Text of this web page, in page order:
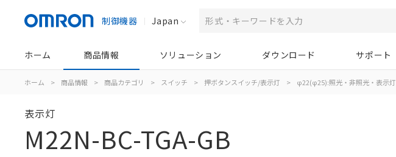
制御機器 Japan
ホーム 商品情報 ソリューション ダウンロード サポート
ホーム > 商品情報 > 商品カテゴリ > スイッチ > 押ボタンスイッチ/表示灯 > φ22(φ25):照光・非照光・表示灯
表示灯
M22N-BC-TGA-GB